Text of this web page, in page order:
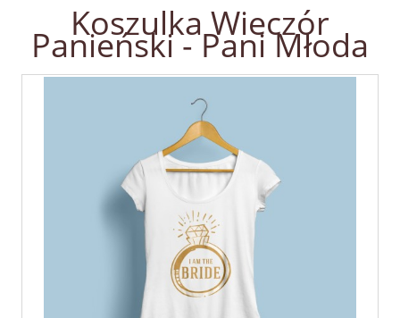
Koszulka Wieczór
Panieński - Pani Młoda